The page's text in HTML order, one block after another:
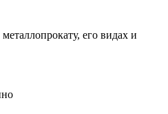
его видах и